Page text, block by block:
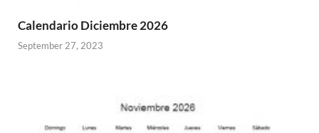
Calendario Diciembre 2026
September 27, 2023